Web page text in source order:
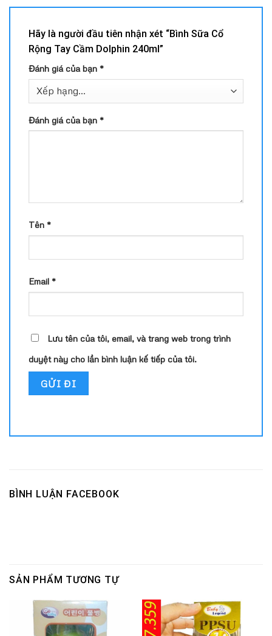
Hãy là người đầu tiên nhận xét “Bình Sữa Cổ
Rộng Tay Cầm Dolphin 240ml”
Đánh giá của bạn *
Đánh giá của bạn *
Tên *
Email *
Lưu tên của tôi, email, và trang web trong trình
duyệt này cho lần bình luận kế tiếp của tôi.
BÌNH LUẬN FACEBOOK
SẢN PHẨM TƯƠNG TỰ